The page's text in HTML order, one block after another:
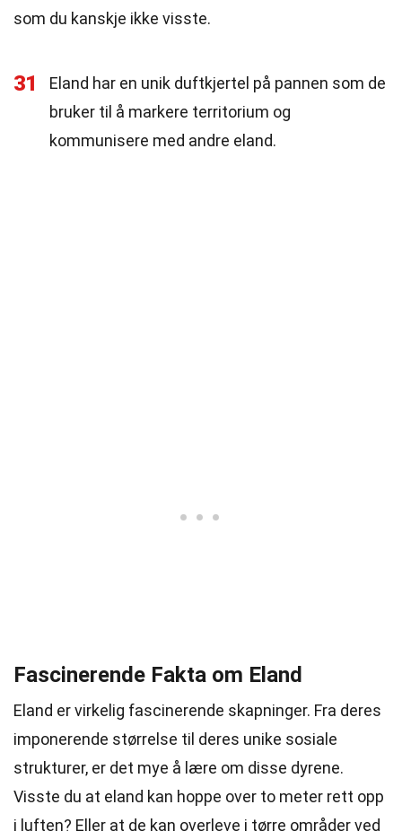
som du kanskje ikke visste.
31
Eland har en unik duftkjertel på pannen som de
bruker til å markere territorium og
kommunisere med andre eland.
Fascinerende Fakta om Eland
Eland er virkelig fascinerende skapninger. Fra deres
imponerende størrelse til deres unike sosiale
strukturer, er det mye å lære om disse dyrene.
Visste du at eland kan hoppe over to meter rett opp
i luften? Eller at de kan overleve i tørre områder ved